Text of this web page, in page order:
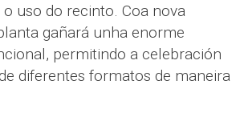
uso do recinto. Coa nova
gañará unha enorme
permitindo a celebración
diferentes formatos de maneira